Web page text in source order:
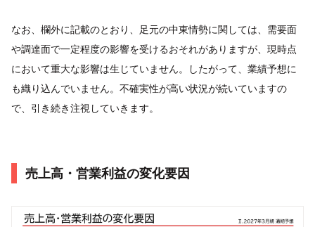
なお、欄外に記載のとおり、足元の中東情勢に関しては、需要面
や調達面で一定程度の影響を受けるおそれがありますが、現時点
において重大な影響は生じていません。したがって、業績予想に
も織り込んでいません。不確実性が高い状況が続いていますの
で、引き続き注視していきます。
売上高・営業利益の変化要因